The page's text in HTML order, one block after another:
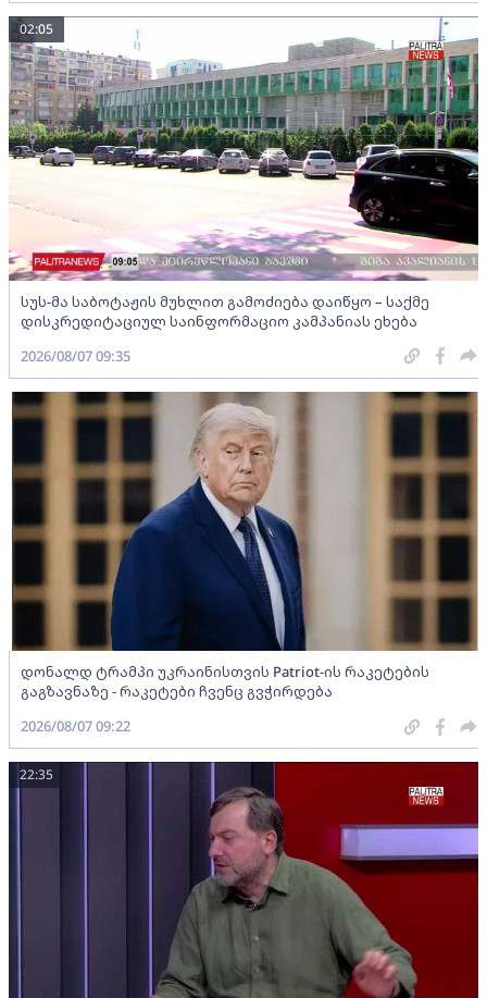
სუს-მა საბოტაჟის მუხლით გამოძიება დაიწყო – საქმე
დისკრედიტაციულ საინფორმაციო კამპანიას ეხება
02:05
2026/08/07 09:35
დონალდ ტრამპი უკრაინისთვის Patriot-ის რაკეტების
გაგზავნაზე - რაკეტები ჩვენც გვჭირდება
2026/08/07 09:22
22:35